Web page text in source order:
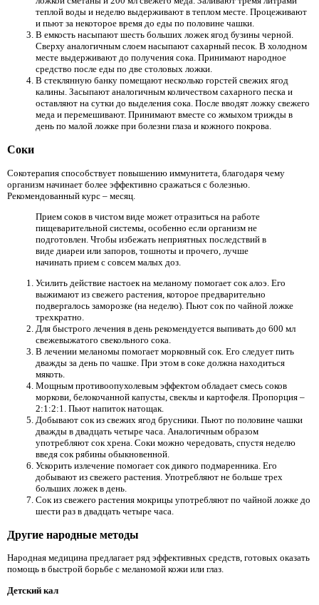
теплой воды и неделю выдерживают в теплом месте. Процеживают
и пьют за некоторое время до еды по половине чашки.
В емкость насыпают шесть больших ложек ягод бузины черной.
Сверху аналогичным слоем насыпают сахарный песок. В холодном
месте выдерживают до получения сока. Принимают народное
средство после еды по две столовых ложки.
В стеклянную банку помещают несколько горстей свежих ягод
калины. Засыпают аналогичным количеством сахарного песка и
оставляют на сутки до выделения сока. После вводят ложку свежего
меда и перемешивают. Принимают вместе со жмыхом трижды в
день по малой ложке при болезни глаза и кожного покрова.
Соки
Сокотерапия способствует повышению иммунитета, благодаря чему
организм начинает более эффективно сражаться с болезнью.
Рекомендованный курс – месяц.
Прием соков в чистом виде может отразиться на работе
пищеварительной системы, особенно если организм не
подготовлен. Чтобы избежать неприятных последствий в
виде диареи или запоров, тошноты и прочего, лучше
начинать прием с совсем малых доз.
Усилить действие настоек на меланому помогает сок алоэ. Его
выжимают из свежего растения, которое предварительно
подвергалось заморозке (на неделю). Пьют сок по чайной ложке
трехкратно.
Для быстрого лечения в день рекомендуется выпивать до 600 мл
свежевыжатого свекольного сока.
В лечении меланомы помогает морковный сок. Его следует пить
дважды за день по чашке. При этом в соке должна находиться
мякоть.
Мощным противоопухолевым эффектом обладает смесь соков
моркови, белокочанной капусты, свеклы и картофеля. Пропорция –
2:1:2:1. Пьют напиток натощак.
Добывают сок из свежих ягод брусники. Пьют по половине чашки
дважды в двадцать четыре часа. Аналогичным образом
употребляют сок хрена. Соки можно чередовать, спустя неделю
введя сок рябины обыкновенной.
Ускорить излечение помогает сок дикого подмаренника. Его
добывают из свежего растения. Употребляют не больше трех
больших ложек в день.
Сок из свежего растения мокрицы употребляют по чайной ложке до
шести раз в двадцать четыре часа.
Другие народные методы
Народная медицина предлагает ряд эффективных средств, готовых оказать
помощь в быстрой борьбе с меланомой кожи или глаз.
Детский кал